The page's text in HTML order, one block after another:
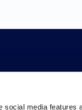
social media features